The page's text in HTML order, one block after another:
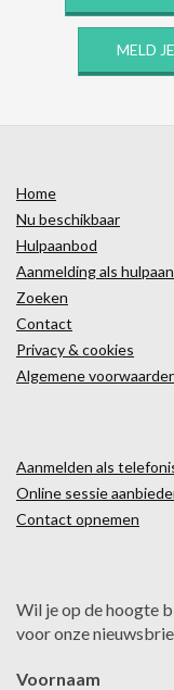
MELD
Home
Nu beschikbaar
Hulpaanbod
Aanmelding als
Zoeken
Contact
Privacy & cookies
Algemene
Aanmelden als
Online sessie
Contact opnemen
Wil je op de hoogte
voor onze
Voornaam